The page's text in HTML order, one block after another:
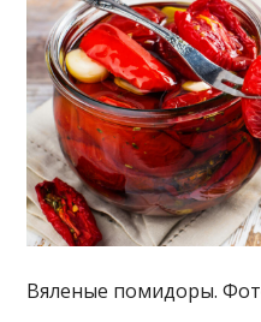
Вяленые помидоры.